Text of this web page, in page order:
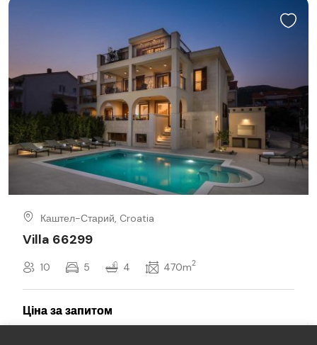
Каштел-Старий, Croatia
Villa 66299
10 5 4 470m2